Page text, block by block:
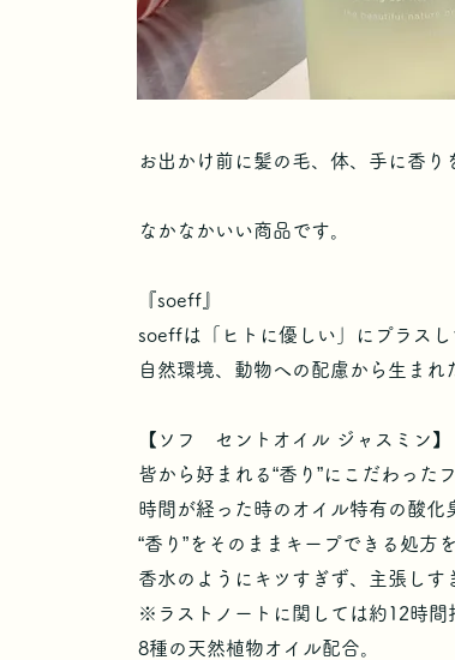
お出かけ前に髪の毛、体、手に香り
なかなかいい商品です。
『soeff』
soeffは「ヒトに優しい」にプラスし
自然環境、動物への配慮から生まれ
【ソフ セントオイル ジャスミン】
皆から好まれる“香り”にこだわった
時間が経った時のオイル特有の酸
“香り”をそのままキープできる処方を
香水のようにキツすぎず、主張しす
※ラストノートに関しては約12時間
8種の天然植物オイル配合。